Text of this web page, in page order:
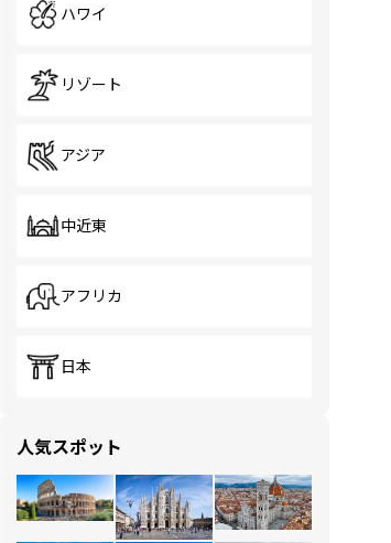
ハワイ
リゾート
アジア
中近東
アフリカ
日本
人気スポット